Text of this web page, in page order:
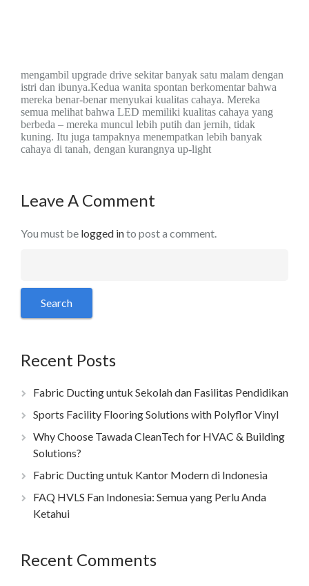
mengambil upgrade drive sekitar banyak satu malam dengan
istri dan ibunya.Kedua wanita spontan berkomentar bahwa
mereka benar-benar menyukai kualitas cahaya. Mereka
semua melihat bahwa LED memiliki kualitas cahaya yang
berbeda – mereka muncul lebih putih dan jernih, tidak
kuning. Itu juga tampaknya menempatkan lebih banyak
cahaya di tanah, dengan kurangnya up-light
Leave A Comment
You must be logged into post a comment.
Recent Posts
Fabric Ducting untuk Sekolah dan Fasilitas Pendidikan
Sports Facility Flooring Solutions with Polyflor Vinyl
Why Choose Tawada CleanTech for HVAC & Building
Solutions?
Fabric Ducting untuk Kantor Modern di Indonesia
FAQ HVLS Fan Indonesia: Semua yang Perlu Anda
Ketahui
Recent Comments